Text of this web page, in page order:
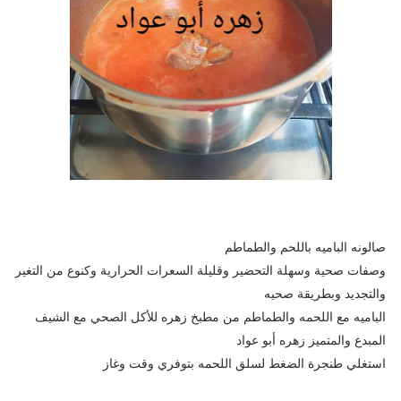
صالونه الباميه باللحم والطماطم
وصفات صحية وسهلة التحضير وقليلة السعرات الحرارية وكنوع من التغير
والتجديد وبطريقة صحيه
الباميه مع اللحمه والطماطم من مطبخ زهره للأكل الصحي مع الشيف
المبدع والمتميز زهره أبو عواد
استغلي طنجرة الضغط لسلق اللحمه بتوفري وقت وغاز